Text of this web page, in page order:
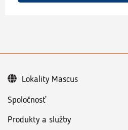
Spoločnosť
Produkty a služby
Lokality Mascus